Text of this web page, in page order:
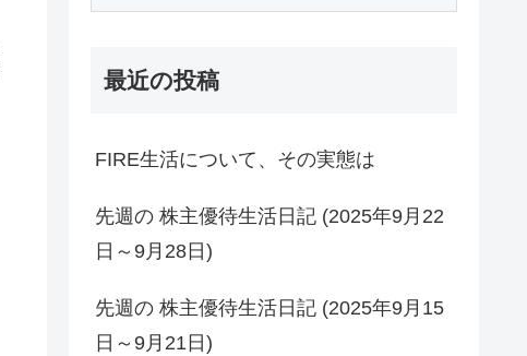
最近の投稿
FIRE生活について、その実態は
先週の 株主優待生活日記 (2025年9月22
日～9月28日)
先週の 株主優待生活日記 (2025年9月15
日～9月21日)